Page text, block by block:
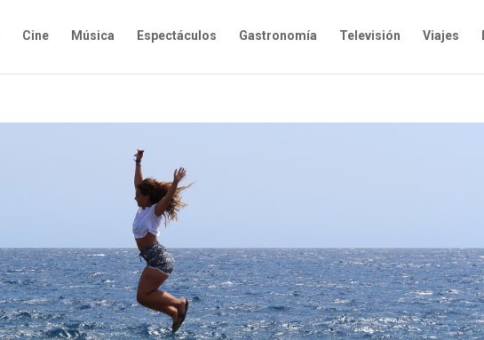
Cine Música Espectáculos Gastronomía Televisión Viajes